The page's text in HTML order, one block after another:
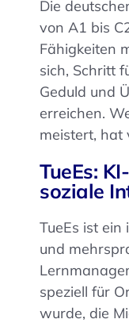
Die
von A1 bis
Fähigkeiten
sich, Schritt
Geduld und
erreichen.
meistert, hat
TueEs:
soziale
TueEs ist
und
speziell für
wurde, die